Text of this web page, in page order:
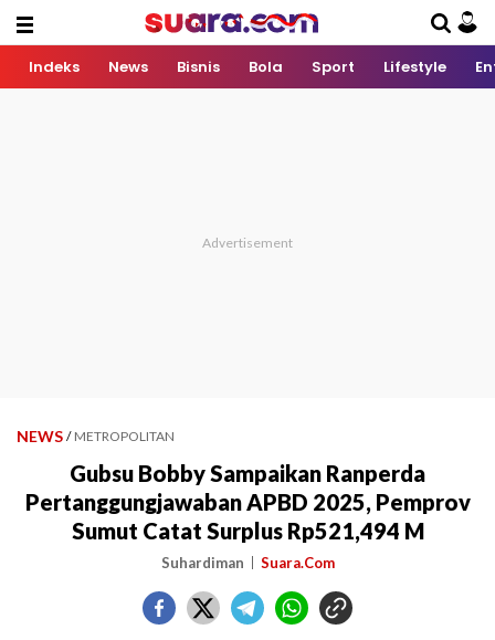
Indeks News Bisnis Bola Sport Lifestyle
NEWS / METROPOLITAN
Gubsu Bobby Sampaikan Ranperda
Pertanggungjawaban APBD 2025, Pemprov
Sumut Catat Surplus Rp521,494 M
Suhardiman Suara.Com